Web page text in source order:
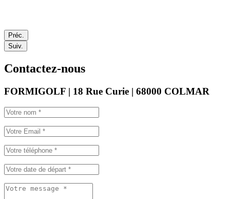
Préc.
Suiv.
Contactez-nous
FORMIGOLF | 18 Rue Curie | 68000 COLMAR